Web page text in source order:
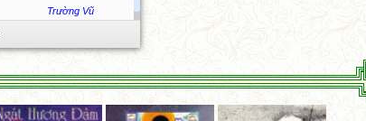
Trường Vũ